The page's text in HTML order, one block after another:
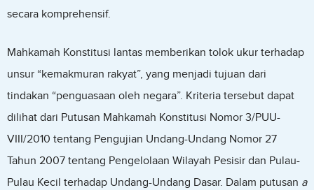
secara komprehensif.
Mahkamah Konstitusi lantas memberikan tolok ukur terhadap
unsur “kemakmuran rakyat”, yang menjadi tujuan dari
tindakan “penguasaan oleh negara”. Kriteria tersebut dapat
dilihat dari Putusan Mahkamah Konstitusi Nomor 3/PUU-
VIII/2010 tentang Pengujian Undang-Undang Nomor 27
Tahun 2007 tentang Pengelolaan Wilayah Pesisir dan Pulau-
Pulau Kecil terhadap Undang-Undang Dasar. Dalam putusan a